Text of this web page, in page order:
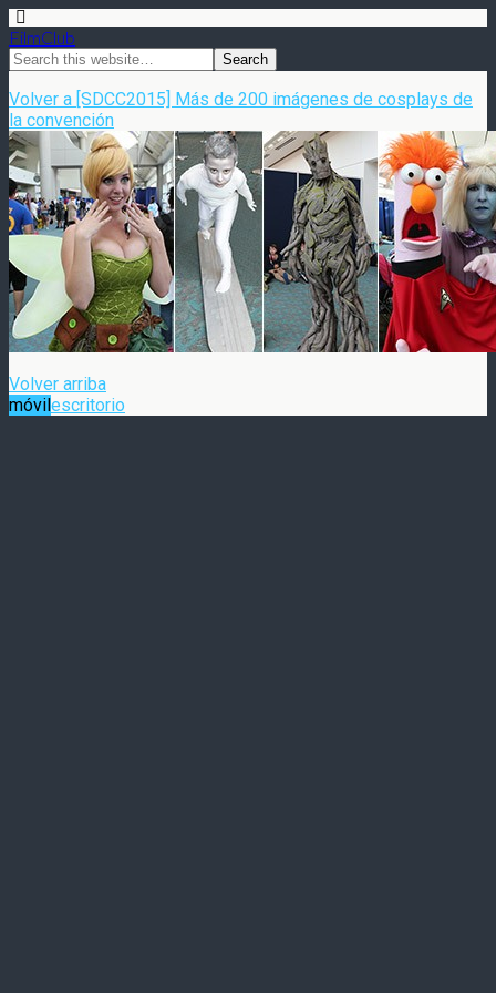
FilmClub
Volver a [SDCC2015] Más de 200 imágenes de cosplays de
la convención
Volver arriba
móvilescritorio